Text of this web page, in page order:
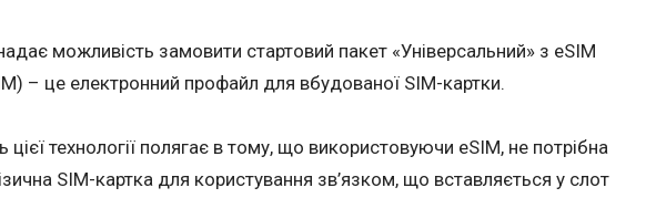
можливість замовити стартовий пакет «Універсальний» з eSIM
– це електронний профайл для вбудованої SIM-картки.
цієї технології полягає в тому, що використовуючи eSIM, не потрібна
SIM-картка для користування зв’язком, що вставляється у слот